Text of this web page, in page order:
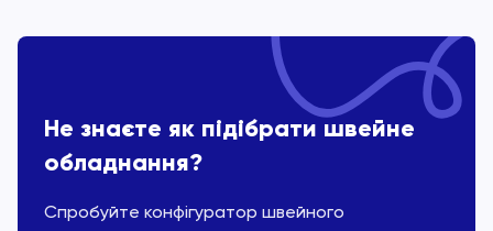
Не знаєте як підібрати швейне
обладнання?
Спробуйте конфігуратор швейного